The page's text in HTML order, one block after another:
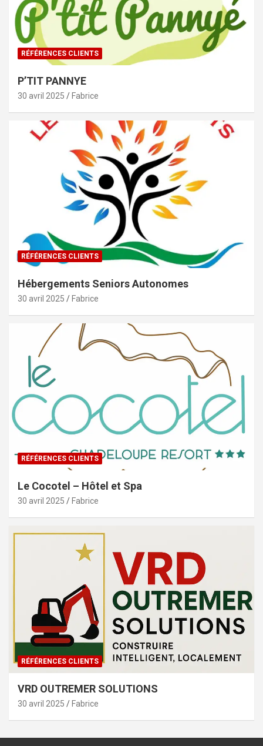
RÉFÉRENCES CLIENTS
P’TIT PANNYE
30 avril 2025 Fabrice
RÉFÉRENCES CLIENTS
Hébergements Seniors Autonomes
30 avril 2025 Fabrice
RÉFÉRENCES CLIENTS
Le Cocotel – Hôtel et Spa
30 avril 2025 Fabrice
RÉFÉRENCES CLIENTS
VRD OUTREMER SOLUTIONS
30 avril 2025 Fabrice